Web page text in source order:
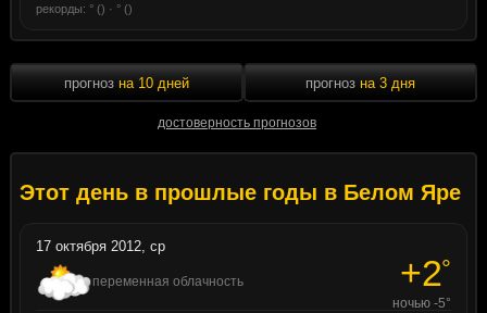
рекорды: ° () · ° ()
прогноз на 10 дней
достоверность прогнозов
прогноз на 3 дня
Этот день в прошлые годы в Белом Яре
17 октября 2012, ср
переменная облачность +2°
ночью -5°